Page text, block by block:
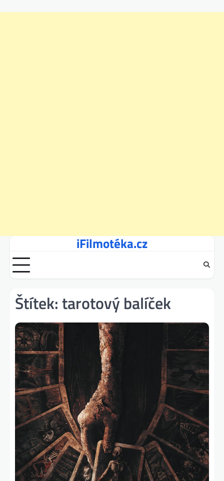
content
iFilmotéka.cz
Štítek:tarotový balíček